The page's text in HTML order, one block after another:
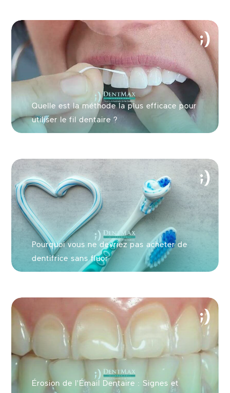
Quelle est la méthode la plus efficace pour
utiliser le fil dentaire ?
Pourquoi vous ne devriez pas acheter de
dentifrice sans fluor
Érosion de l'Émail Dentaire : Signes et